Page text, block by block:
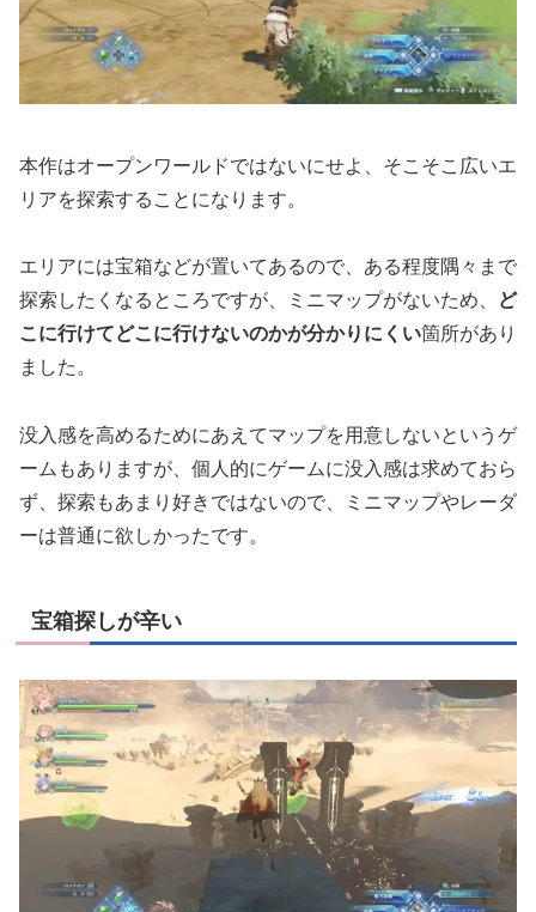
本作はオープンワールドではないにせよ、そこそこ広いエ
リアを探索することになります。
エリアには宝箱などが置いてあるので、ある程度隅々まで
探索したくなるところですが、ミニマップがないため、
ど
こに行けてどこに行けないのかが分かりにくい箇所があり
ました。
没入感を高めるためにあえてマップを用意しないというゲ
ームもありますが、個人的にゲームに没入感は求めておら
ず、探索もあまり好きではないので、ミニマップやレーダ
ーは普通に欲しかったです。
宝箱探しが辛い